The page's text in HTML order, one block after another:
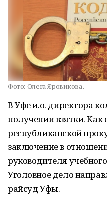
Фото: Олега Яровикова.
В Уфе и.о. директора
получении взятки. Как
республиканской
заключение в
руководителя
Уголовное дело
райсуд Уфы.